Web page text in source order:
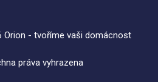
Orion - tvoříme vaši domácnost
práva vyhrazena